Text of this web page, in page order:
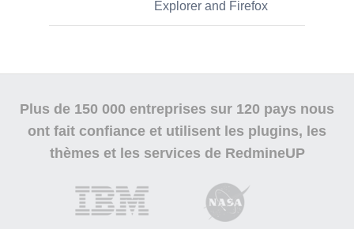
Explorer and Firefox
Plus de 150 000 entreprises sur 120 pays nous
ont fait confiance et utilisent les plugins, les
thèmes et les services de RedmineUP